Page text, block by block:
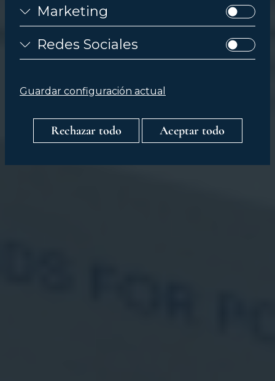
Marketing
Redes Sociales
Guardar configuración actual
Rechazar todo Aceptar todo